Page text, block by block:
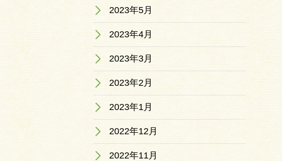
2023年5月
2023年4月
2023年3月
2023年2月
2023年1月
2022年12月
2022年11月